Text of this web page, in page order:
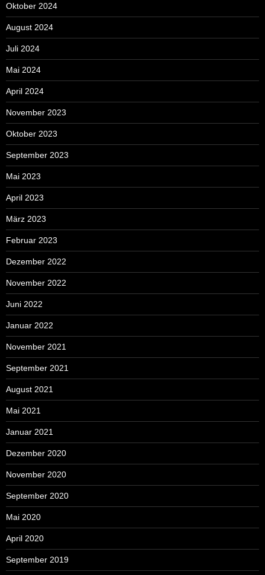
Oktober 2024
August 2024
Juli 2024
Mai 2024
April 2024
November 2023
Oktober 2023
September 2023
Mai 2023
April 2023
März 2023
Februar 2023
Dezember 2022
November 2022
Juni 2022
Januar 2022
November 2021
September 2021
August 2021
Mai 2021
Januar 2021
Dezember 2020
November 2020
September 2020
Mai 2020
April 2020
September 2019